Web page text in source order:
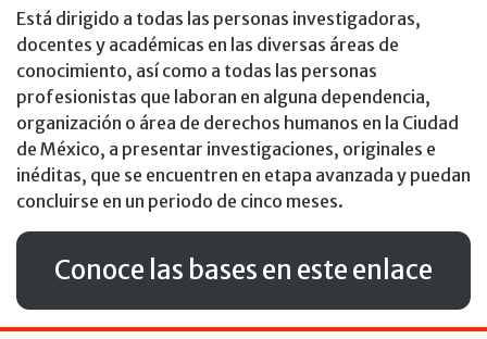
Está dirigido a todas las personas investigadoras,
docentes y académicas en las diversas áreas de
conocimiento, así como a todas las personas
profesionistas que laboran en alguna dependencia,
organización o área de derechos humanos en la Ciudad
de México, a presentar investigaciones, originales e
inéditas, que se encuentren en etapa avanzada y puedan
concluirse en un periodo de cinco meses.
Conoce las bases en este enlace